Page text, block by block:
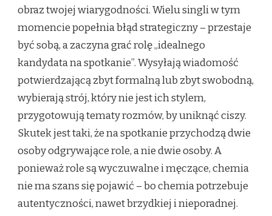
obraz twojej wiarygodności. Wielu singli w tym
momencie popełnia błąd strategiczny – przestaje
być sobą, a zaczyna grać rolę „idealnego
kandydata na spotkanie”. Wysyłają wiadomość
potwierdzającą zbyt formalną lub zbyt swobodną,
wybierają strój, który nie jest ich stylem,
przygotowują tematy rozmów, by uniknąć ciszy.
Skutek jest taki, że na spotkanie przychodzą dwie
osoby odgrywające role, a nie dwie osoby. A
ponieważ role są wyczuwalne i męczące, chemia
nie ma szans się pojawić – bo chemia potrzebuje
autentyczności, nawet brzydkiej i nieporadnej.